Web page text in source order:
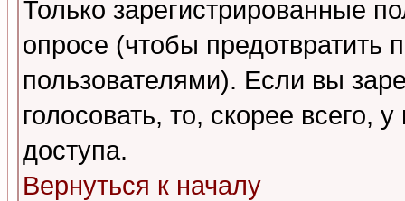
Только зарегистрированные
опросе (чтобы предотвратить
пользователями). Если вы
голосовать, то, скорее всего,
доступа.
Вернуться к началу